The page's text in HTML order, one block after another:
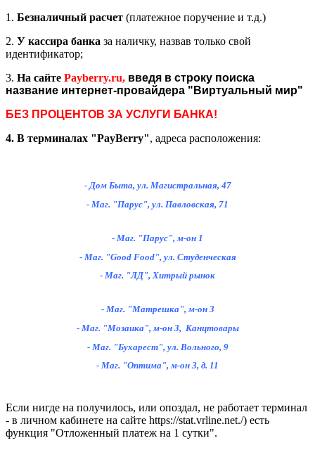
1. Безналичный расчет (платежное поручение и т.д.)
2. У кассира банка за наличку, назвав только свой
идентификатор;
3. На сайте Payberry.ru, введя в строку поиска
название интернет-провайдера "Виртуальный мир"
БЕЗ ПРОЦЕНТОВ ЗА УСЛУГИ БАНКА!
4. В терминалах "PayBerry", адреса расположения:
- Дом Быта, ул. Магистральная, 47
- Маг. "Парус", ул. Павловская, 71
- Маг. "Парус", м-он 1
- Маг. "Good Food", ул. Студенческая
- Маг. "ЛД", Хитрый рынок
- Маг. "Матрешка", м-он 3
- Маг. "Мозаика", м-он 3, Канцтовары
- Маг. "Бухарест", ул. Вольного, 9
- Маг. "Оптима", м-он 3, д. 11
Если нигде на получилось, или опоздал, не работает терминал
- в личном кабинете на сайте https://stat.vrline.net./) есть
функция "Отложенный платеж на 1 сутки".